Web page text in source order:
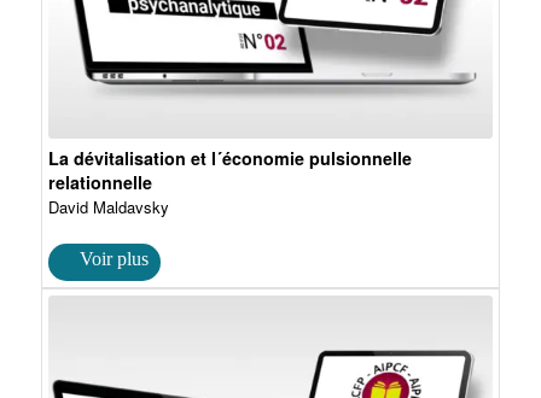
La dévitalisation et l´économie pulsionnelle
relationnelle
David Maldavsky